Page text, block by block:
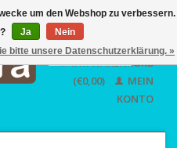
EUR
GBP
USD
Deutsch
English
IHR WARENKORB
(€0,00)
MEIN
KONTO
um den Webshop zu verbessern.
Ja
Nein
bitte unsere Datenschutzerklärung. »